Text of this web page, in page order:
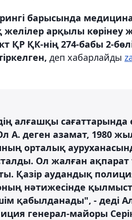
барысында
арқылы көрінеу
ҚР ҚК-нің 274-бабы 2-
деп хабарлайды
алғашқы
А. деген азамат, 1980
орталық
Ол жалған
Қазір аудандық
нәтижесінде
қабылданады", - деді
генерал-майоры